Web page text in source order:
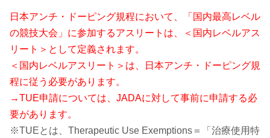
日本アンチ・ドーピング規程において、「国内最高レベル
の競技大会」に参加するアスリートは、＜国内レベルアス
リート＞として定義されます。
＜国内レベルアスリート＞は、日本アンチ・ドーピング規
程に従う必要があります。
→TUE申請については、JADAに対して事前に申請する必
要があります。
※TUEとは、Therapeutic Use Exemptions＝「治療使用特